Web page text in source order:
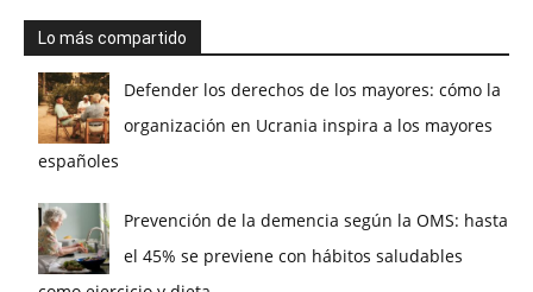
Lo más compartido
Defender los derechos de los mayores: cómo la
organización en Ucrania inspira a los mayores
españoles
Prevención de la demencia según la OMS: hasta
el 45% se previene con hábitos saludables